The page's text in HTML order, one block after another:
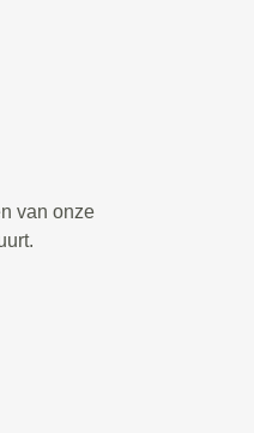
van onze